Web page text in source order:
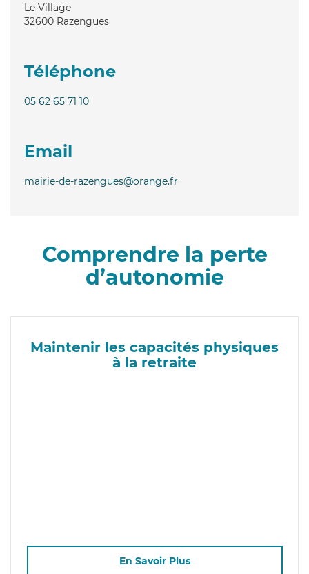
Le Village
32600 Razengues
Téléphone
05 62 65 71 10
Email
mairie-de-razengues@orange.fr
Comprendre la perte
d’autonomie
Maintenir les capacités physiques
à la retraite
En Savoir Plus